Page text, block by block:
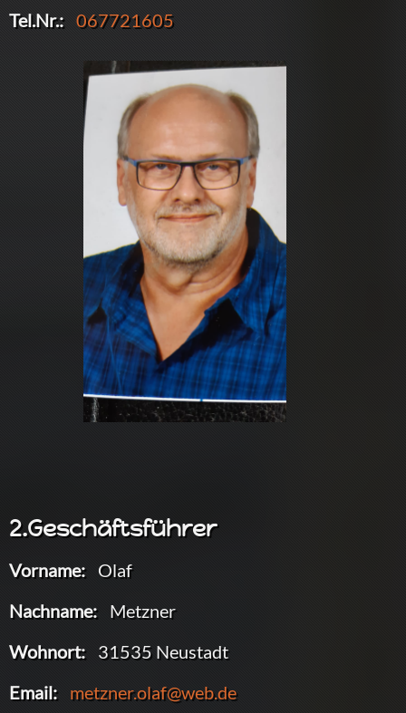
Tel.Nr.: 067721605
2.Geschäftsführer
Vorname: Olaf
Nachname: Metzner
Wohnort: 31535 Neustadt
Email: metzner.olaf@web.de